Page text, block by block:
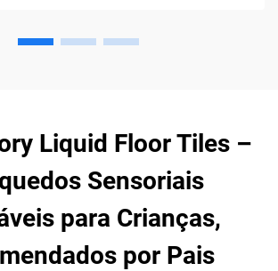
Liquid Floor Tiles –
Sensoriais
para Crianças,
por Pais